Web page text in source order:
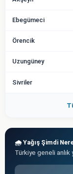
Ebegümeci
Örencik
Uzungüney
Sivriler
🌧️ Yağış Şimdi
Türkiye geneli anlık